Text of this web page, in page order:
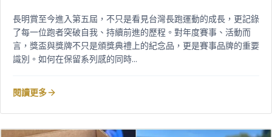
長明賞至今進入第五屆，不只是看見台灣長跑運動的成長，更記錄
了每一位跑者突破自我、持續前進的歷程。對年度賽事、活動而
言，獎盃與獎牌不只是頒獎典禮上的紀念品，更是賽事品牌的重要
識別。如何在保留系列感的同時...
閱讀更多